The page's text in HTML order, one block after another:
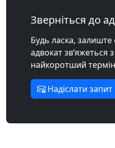
Зверніться до
Будь ласка, залиште
адвокат зв’яжеться
найкоротший
Надіслати запит